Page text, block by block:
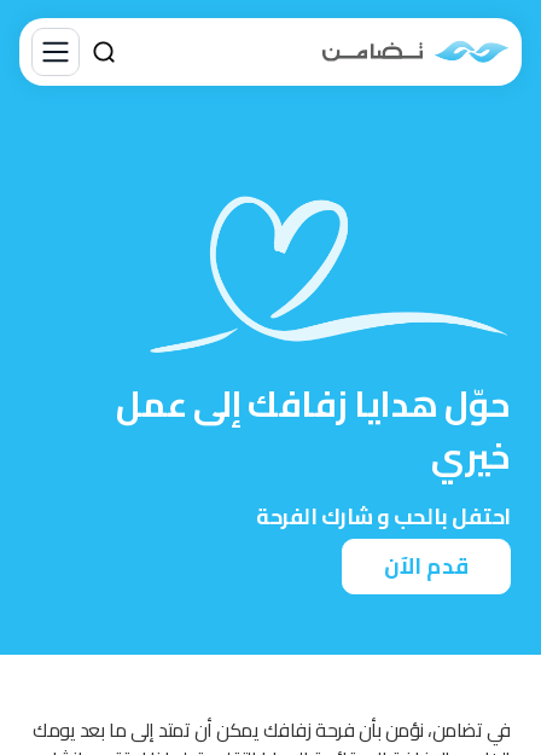
حوّل هدايا زفافك إلى عمل
خيري
احتفل بالحب و شارك الفرحة
قدم الآن
في تضامن، نؤمن بأن فرحة زفافك يمكن أن تمتد إلى ما بعد يومك